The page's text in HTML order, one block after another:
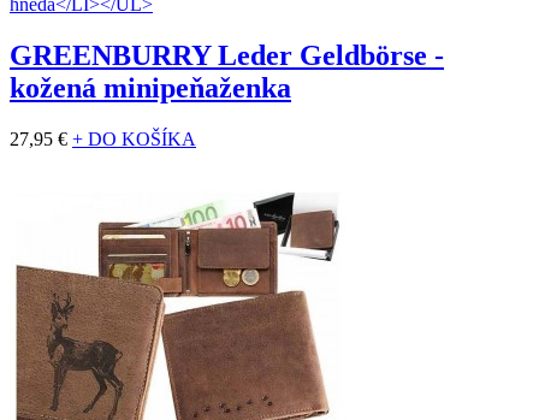
GREENBURRY Leder Geldbörse -
kožená minipeňaženka
27,95 € + DO KOŠÍKA